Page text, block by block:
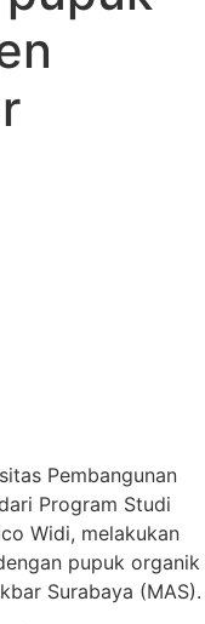
Pembangunan
Program Studi
Widi, melakukan
pupuk organik
Surabaya (MAS).